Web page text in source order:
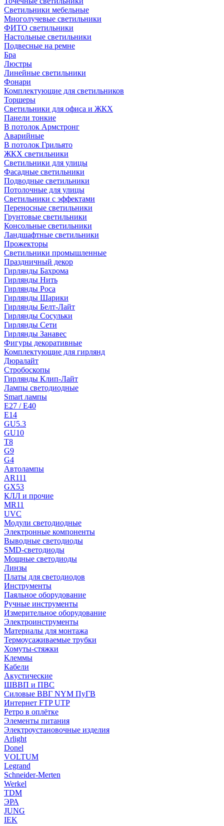
Светильники мебельные
Многолучевые светильники
ФИТО светильники
Настольные светильники
Подвесные на ремне
Бра
Люстры
Линейные светильники
Фонари
Комплектующие для светильников
Торшеры
Светильники для офиса и ЖКХ
Панели тонкие
В потолок Армстронг
Аварийные
В потолок Грильято
ЖКХ светильники
Светильники для улицы
Фасадные светильники
Подводные светильники
Потолочные для улицы
Светильники с эффектами
Переносные светильники
Грунтовые светильники
Консольные светильники
Ландшафтные светильники
Прожекторы
Светильники промышленные
Праздничный декор
Гирлянды Бахрома
Гирлянды Нить
Гирлянды Роса
Гирлянды Шарики
Гирлянды Белт-Лайт
Гирлянды Сосульки
Гирлянды Сети
Гирлянды Занавес
Фигуры декоративные
Комплектующие для гирлянд
Дюралайт
Стробоскопы
Гирлянды Клип-Лайт
Лампы светодиодные
Smart лампы
E27 / E40
E14
GU5.3
GU10
T8
G9
G4
Автолампы
AR111
GX53
КЛЛ и прочие
MR11
UVC
Модули светодиодные
Электронные компоненты
Выводные светодиоды
SMD-светодиоды
Мощные светодиоды
Линзы
Платы для светодиодов
Инструменты
Паяльное оборудование
Ручные инструменты
Измерительное оборудование
Электроинструменты
Материалы для монтажа
Термоусаживаемые трубки
Хомуты-стяжки
Клеммы
Кабели
Акустические
ШВВП и ПВС
Силовые ВВГ NYM ПуГВ
Интернет FTP UTP
Ретро в оплётке
Элементы питания
Электроустановочные изделия
Arlight
Donel
VOLTUM
Legrand
Schneider-Merten
Werkel
TDM
ЭРА
JUNG
IEK